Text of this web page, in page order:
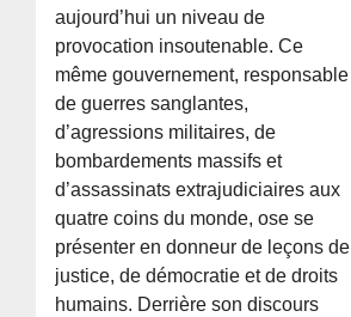
aujourd’hui un niveau de
provocation insoutenable. Ce
même gouvernement, responsable
de guerres sanglantes,
d’agressions militaires, de
bombardements massifs et
d’assassinats extrajudiciaires aux
quatre coins du monde, ose se
présenter en donneur de leçons de
justice, de démocratie et de droits
humains. Derrière son discours